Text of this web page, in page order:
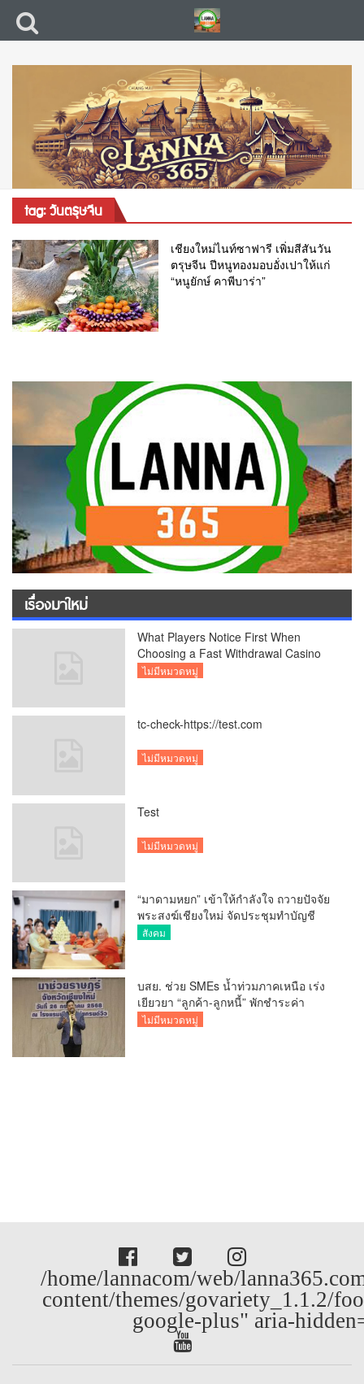
tag: วันตรุษจีน
เชียงใหม่ไนท์ซาฟารี เพิ่มสีสันวัน
ตรุษจีน ปีหนูทองมอบอั่งเปาให้แก่
“หนูยักษ์ คาพีบาร่า”
เรื่องมาใหม่
What Players Notice First When
Choosing a Fast Withdrawal Casino
UK
ไม่มีหมวดหมู่
tc-check-https://test.com
ไม่มีหมวดหมู่
Test
ไม่มีหมวดหมู่
“มาดามหยก” เข้าให้กำลังใจ ถวายปัจจัย
พระสงฆ์เชียงใหม่ จัดประชุมทำบัญชี
รายรับรายจ่ายของวัด กว่า 300 รูป ที่วัด
สังคม
บสย. ช่วย SMEs น้ำท่วมภาคเหนือ เร่ง
เยียวยา “ลูกค้า-ลูกหนี้” พักชำระค่า
ธรรมเนียม-ค่างวด
ไม่มีหมวดหมู่
/home/lannacom/web/
content/themes/govariety_1.1.2/
google-plus" aria-